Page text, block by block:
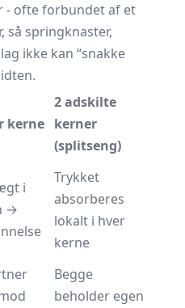
- ofte forbundet af et
så springknaster,
ikke kan “snakke
kerne
2 adskilte
kerner
(splitseng)
i
→
Trykket
absorberes
lokalt i hver
kerne
Begge
beholder egen